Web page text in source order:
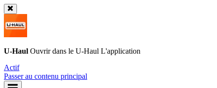
U-Haul Ouvrir dans le U-Haul L'application
Actif
Passer au contenu principal